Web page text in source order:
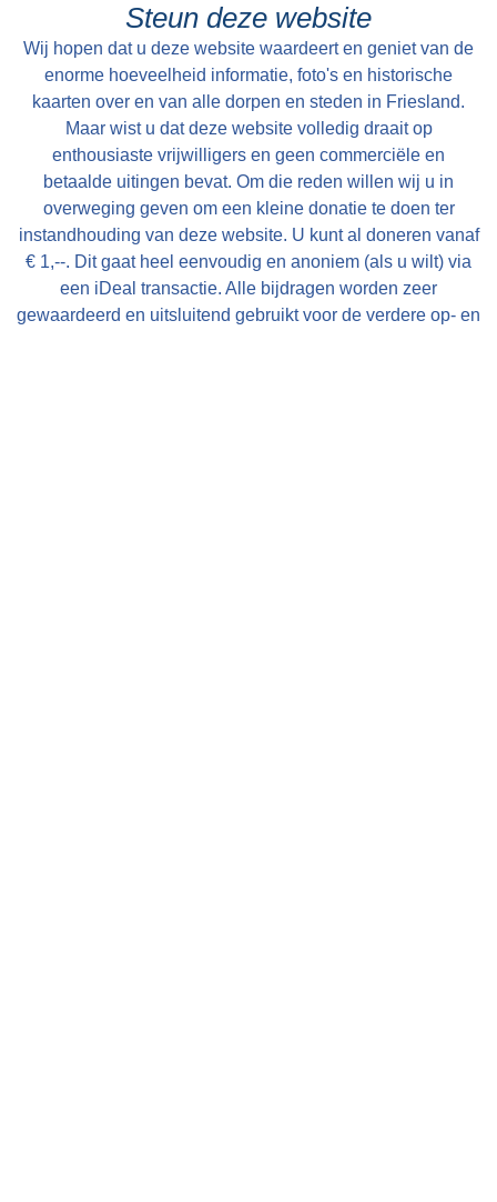
Steun deze website
Wij hopen dat u deze website waardeert en geniet van de
enorme hoeveelheid informatie, foto's en historische
kaarten over en van alle dorpen en steden in Friesland.
Maar wist u dat deze website volledig draait op
enthousiaste vrijwilligers en geen commerciële en
betaalde uitingen bevat. Om die reden willen wij u in
overweging geven om een kleine donatie te doen ter
instandhouding van deze website. U kunt al doneren vanaf
€ 1,--. Dit gaat heel eenvoudig en anoniem (als u wilt) via
een iDeal transactie. Alle bijdragen worden zeer
gewaardeerd en uitsluitend gebruikt voor de verdere op- en